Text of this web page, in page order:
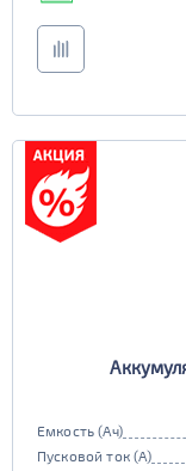
Емкость (Ач)
Пусковой ток (А)